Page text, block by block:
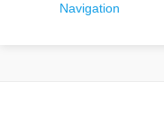
Navigation